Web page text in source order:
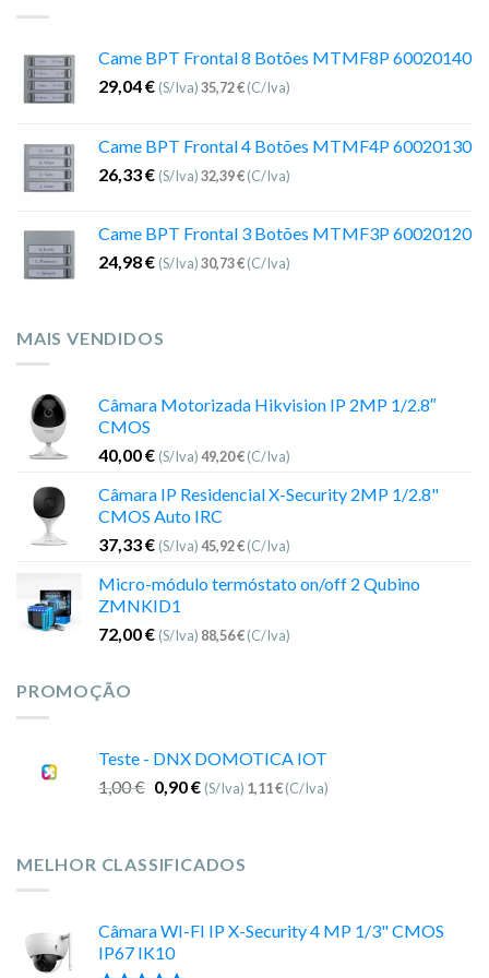
Came BPT Frontal 8 Botões MTMF8P 60020140
29,04€ (S/Iva)35,72€(C/Iva)
Came BPT Frontal 4 Botões MTMF4P 60020130
26,33€ (S/Iva)32,39€(C/Iva)
Came BPT Frontal 3 Botões MTMF3P 60020120
24,98€ (S/Iva)30,73€(C/Iva)
MAIS VENDIDOS
Câmara Motorizada Hikvision IP 2MP 1/2.8″
CMOS
40,00€ (S/Iva)49,20€(C/Iva)
Câmara IP Residencial X-Security 2MP 1/2.8"
CMOS Auto IRC
37,33€ (S/Iva)45,92€(C/Iva)
Micro-módulo termóstato on/off 2 Qubino
ZMNKID1
72,00€ (S/Iva) 88,56€(C/Iva)
PROMOÇÃO
Teste - DNX DOMOTICA IOT
1,00€ 0,90€ (S/Iva) 1,11€(C/Iva)
MELHOR CLASSIFICADOS
Câmara WI-FI IP X-Security 4 MP 1/3" CMOS
IP67 IK10